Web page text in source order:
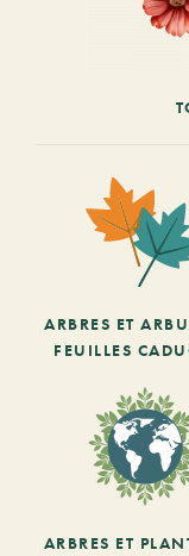
ARBRES ET
FEUILLES
ARBRES ET